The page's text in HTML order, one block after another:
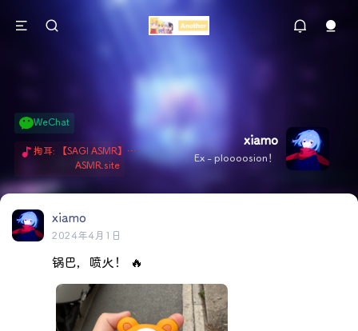
xiamo
Ex - ploooosion！
WeChat
掏耳: 【SAGI ASMR】今天就由阿米娅给博士掏耳吧「耳勺x鹅毛棒x吹气」 Hi-Res无损助眠 + 单刷: ASMR 精选4.0｜ 陪伴天花板 ✦扶扶の温柔哄睡 ✦ 顶级道具和语气词的交融 ✦ 扶桑大红花、
ASMR.site
xiamo
2024年4月1日
锅巴，喷火！ 🔥